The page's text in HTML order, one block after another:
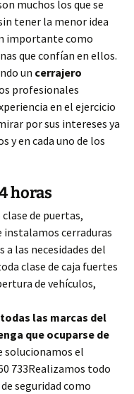
muchos los que se
tener la menor idea
importante como
que confían en ellos.
un cerrajero
profesionales
en el ejercicio
por sus intereses ya
y en cada uno de los
horas
de puertas,
cerraduras
las necesidades del
clase de caja fuertes
de vehículos,
las marcas del
que ocuparse de
solucionamos el
733Realizamos todo
seguridad como